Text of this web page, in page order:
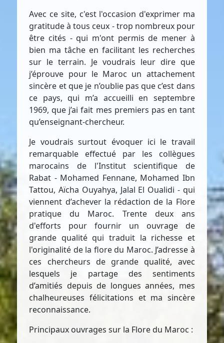
Avec ce site, c'est l'occasion d'exprimer ma
gratitude à tous ceux - trop nombreux pour
être cités - qui m'ont permis de mener à
bien ma tâche en facilitant les recherches
sur le terrain. Je voudrais leur dire que
j’éprouve pour le Maroc un attachement
sincère et que je n’oublie pas que c’est dans
ce pays, qui m’a accueilli en septembre
1969, que j’ai fait mes premiers pas en tant
qu’enseignant-chercheur.
Je voudrais surtout évoquer ici le travail
remarquable effectué par les collègues
marocains de l'Institut scientifique de
Rabat - Mohamed Fennane, Mohamed Ibn
Tattou, Aïcha Ouyahya, Jalal El Oualidi - qui
viennent d’achever la rédaction de la Flore
pratique du Maroc. Trente deux ans
d'efforts pour fournir un ouvrage de
grande qualité qui traduit la richesse et
l'originalité de la flore du Maroc. J’adresse à
ces chercheurs de grande qualité, avec
lesquels je partage des sentiments
d’amitiés depuis de longues années, mes
chalheureuses félicitations et ma sincère
reconnaissance.
Principaux ouvrages sur la Flore du Maroc :